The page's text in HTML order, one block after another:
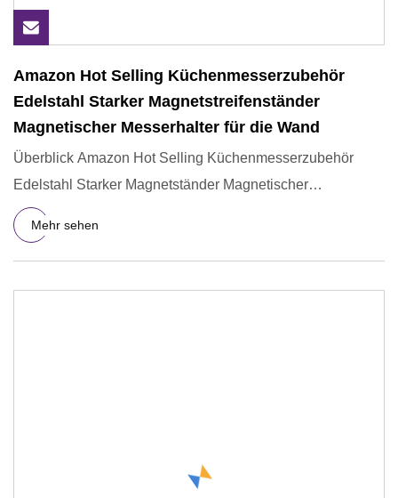
Amazon Hot Selling Küchenmesserzubehör
Edelstahl Starker Magnetstreifenständer
Magnetischer Messerhalter für die Wand
Überblick Amazon Hot Selling Küchenmesserzubehör
Edelstahl Starker Magnetständer Magnetischer
Messerhalter für die Wand
Mehr sehen